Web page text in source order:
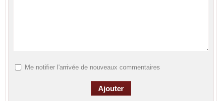
Me notifier l'arrivée de nouveaux commentaires